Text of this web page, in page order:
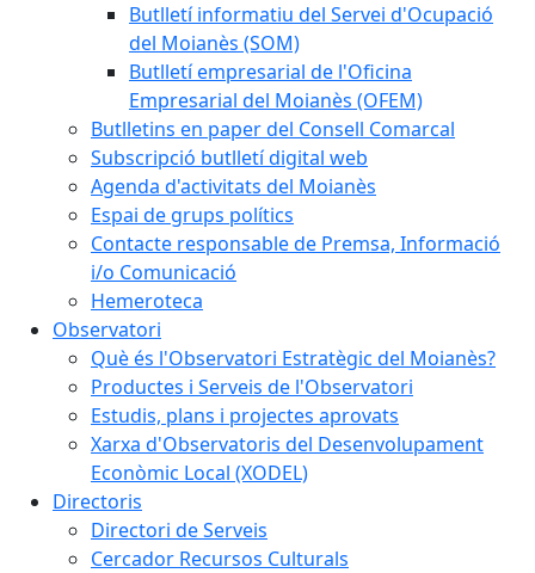
Butlletí informatiu del Servei d'Ocupació
del Moianès (SOM)
Butlletí empresarial de l'Oficina
Empresarial del Moianès (OFEM)
Butlletins en paper del Consell Comarcal
Subscripció butlletí digital web
Agenda d'activitats del Moianès
Espai de grups polítics
Contacte responsable de Premsa, Informació
i/o Comunicació
Hemeroteca
Observatori
Què és l'Observatori Estratègic del Moianès?
Productes i Serveis de l'Observatori
Estudis, plans i projectes aprovats
Xarxa d'Observatoris del Desenvolupament
Econòmic Local (XODEL)
Directoris
Directori de Serveis
Cercador Recursos Culturals